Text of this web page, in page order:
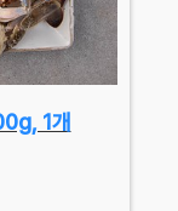
1개